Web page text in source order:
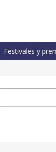
Festivales y